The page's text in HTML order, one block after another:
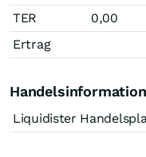
TER
0,00
Ertrag
Liquidister